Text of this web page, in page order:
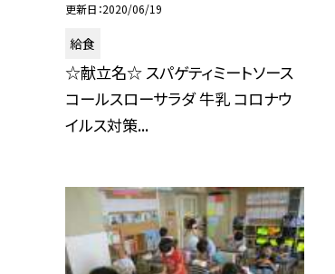
更新日 2020/06/19
給食
☆献立名☆ スパゲティミートソース
コールスローサラダ 牛乳 コロナウ
イルス対策...